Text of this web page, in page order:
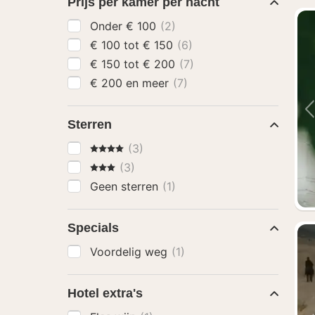
Onder € 100 (2)
€ 100 tot € 150 (6)
€ 150 tot € 200 (7)
€ 200 en meer (7)
Sterren
4 Sterren
(3)
3 Sterren
(3)
Geen sterren (1)
Specials
Voordelig weg (1)
Hotel extra's